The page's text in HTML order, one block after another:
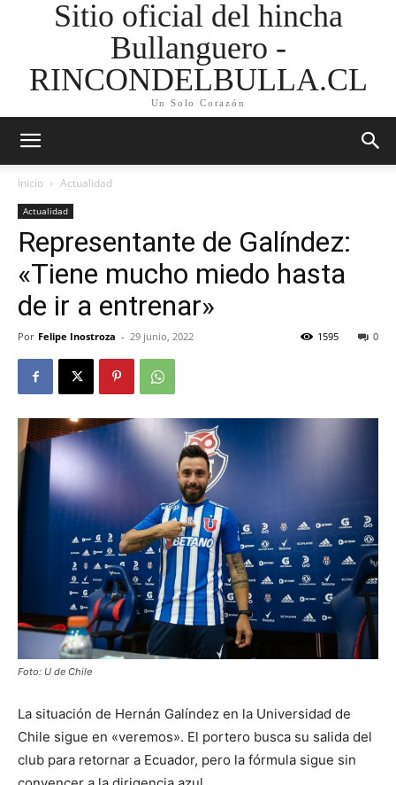
Sitio oficial del hincha
Bullanguero -
RINCONDELBULLA.CL
Un Solo Corazón
Inicio Actualidad
Actualidad
Representante de Galíndez:
«Tiene mucho miedo hasta
de ir a entrenar»
Por Felipe Inostroza - 29 junio, 2022 0
1595
Foto: U de Chile
La situación de Hernán Galíndez en la Universidad de
Chile sigue en «veremos». El portero busca su salida del
club para retornar a Ecuador, pero la fórmula sigue sin